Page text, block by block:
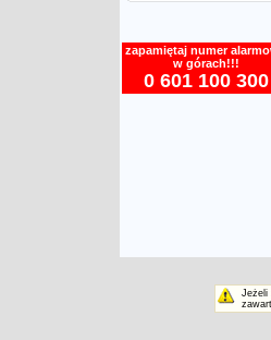
zapamiętaj numer
w górach!!!
0 601 100 300
Jeżeli